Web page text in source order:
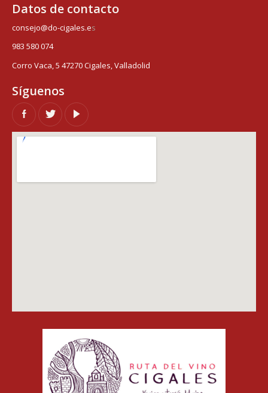
Datos de contacto
consejo@do-cigales.es
983 580 074
Corro Vaca, 5 47270 Cigales, Valladolid
Síguenos